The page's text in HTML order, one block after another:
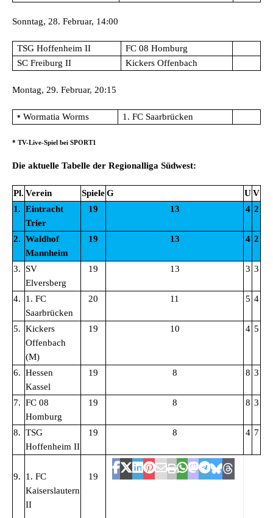
Sonntag, 28. Februar, 14:00
TSG Hoffenheim II
FC 08 Homburg
SC Freiburg II
Kickers Offenbach
Montag, 29. Februar, 20:15
* Wormatia Worms 1. FC Saarbrücken
* TV-Live-Spiel bei SPORT1
Die aktuelle Tabelle der Regionalliga Südwest:
Pl. Verein SpieleG UV
1. Eintracht
Trier
19 13 4 2
2. Waldhof
Mannheim
19 13 4 2
3.
SV
Elversberg
19 13 3 3
4.
1. FC
Saarbrücken
20 11 5 4
5. Kickers
Offenbach
(M)
19 10 4 5
6. Hessen
Kassel
19 8 8 3
7. FC 08
Homburg
19 8 8 3
8. TSG
Hoffenheim II
19 8 4 7
9.
1. FC
Kaiserslautern
II
19